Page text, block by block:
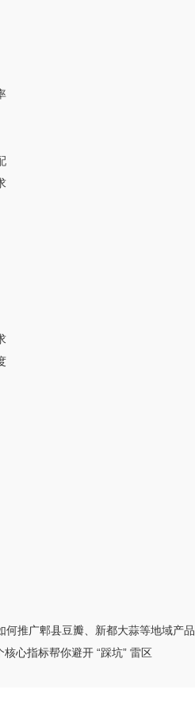
何推广郫县豆瓣、新都大蒜等地域产品
心指标帮你避开 “踩坑” 雷区